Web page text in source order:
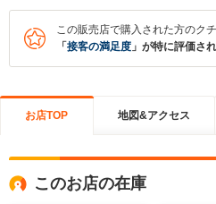
この販売店で購入された方のク
「 接客の満足度 」が特に評価さ
お店TOP 地図&アクセス
このお店の在庫